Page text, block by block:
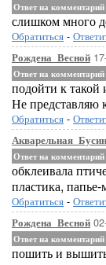
Ответ на
слишком много
Обратиться -
Рождена_Весной
Ответ на
подойти к
Не представляю
Обратиться -
Ответ на
обклеивала
пластика,
Обратиться -
Рождена_Весной
Ответ на
пошить и вышить